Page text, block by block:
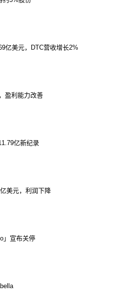
亿美元，DTC营收增长2%
盈利能力改善
亿新纪录
美元，利润下降
」宣布关停